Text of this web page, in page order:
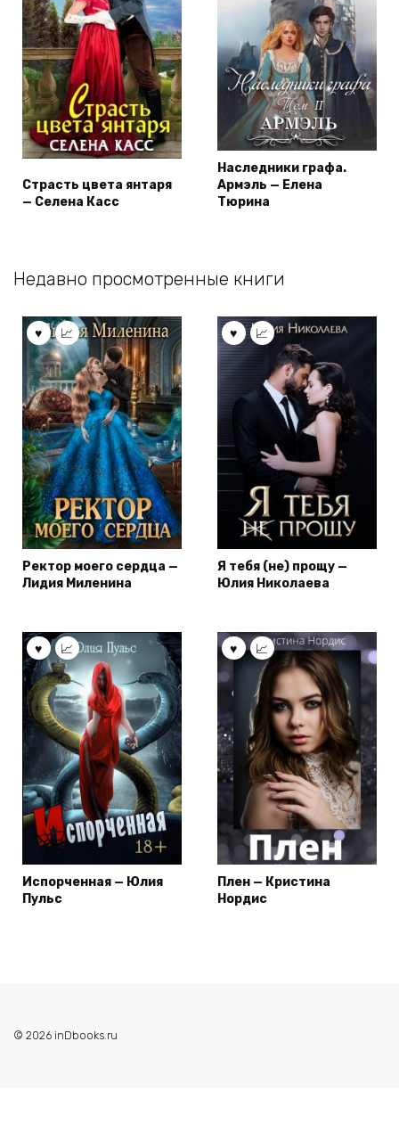
Страсть цвета янтаря
— Селена Касс
Наследники графа.
Армэль — Елена
Тюрина
Недавно просмотренные книги
Ректор моего сердца —
Лидия Миленина
Я тебя (не) прощу —
Юлия Николаева
Испорченная — Юлия
Пульс
Плен — Кристина
Нордис
© 2026 inDbooks.ru